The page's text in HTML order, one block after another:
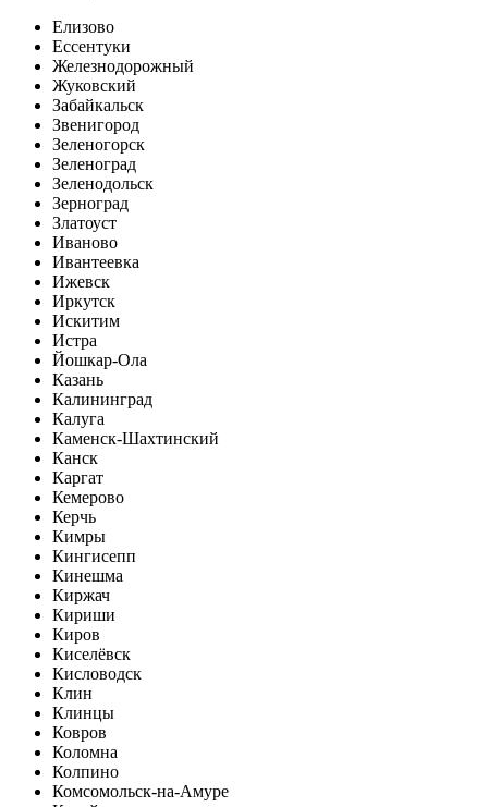
Елизово
Ессентуки
Железнодорожный
Жуковский
Забайкальск
Звенигород
Зеленогорск
Зеленоград
Зеленодольск
Зерноград
Златоуст
Иваново
Ивантеевка
Ижевск
Иркутск
Искитим
Истра
Йошкар-Ола
Казань
Калининград
Калуга
Каменск-Шахтинский
Канск
Каргат
Кемерово
Керчь
Кимры
Кингисепп
Кинешма
Киржач
Кириши
Киров
Киселёвск
Кисловодск
Клин
Клинцы
Ковров
Коломна
Колпино
Комсомольск-на-Амуре